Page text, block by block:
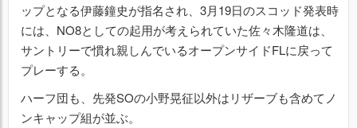
ップとなる伊藤鐘史が指名され、3月19日のスコッド発表時
には、NO8としての起用が考えられていた佐々木隆道は、
サントリーで慣れ親しんでいるオープンサイドFLに戻って
プレーする。
ハーフ団も、先発SOの小野晃征以外はリザーブも含めてノ
ンキャップ組が並ぶ。